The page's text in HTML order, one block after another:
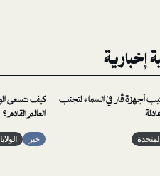
إخبارية
أجهزة ڤار في السماء لتجنب
كيف تسعى
العالم القادم؟
خبر